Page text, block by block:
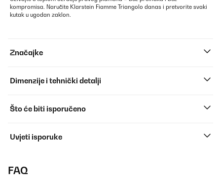
kompromisa. Naručite Klarstein Fiamme Triangolo danas i pretvorite svaki
kutak u ugodan zaklon.
Značajke
Dimenzije i tehnički detalji
Što će biti isporučeno
Uvjeti isporuke
FAQ